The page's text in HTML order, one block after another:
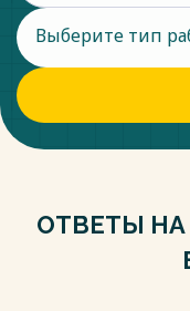
Выберите тип
ОТВЕТЫ